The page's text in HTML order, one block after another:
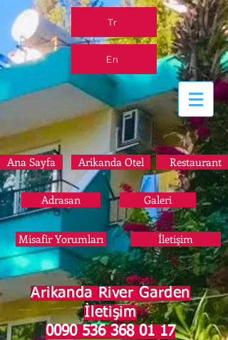
Tr
En
Ana Sayfa Arikanda Otel Restaurant
Adrasan Galeri
Misafir Yorumları İletişim
Arikanda River Garden
İletişim
0090 536 368 01 17